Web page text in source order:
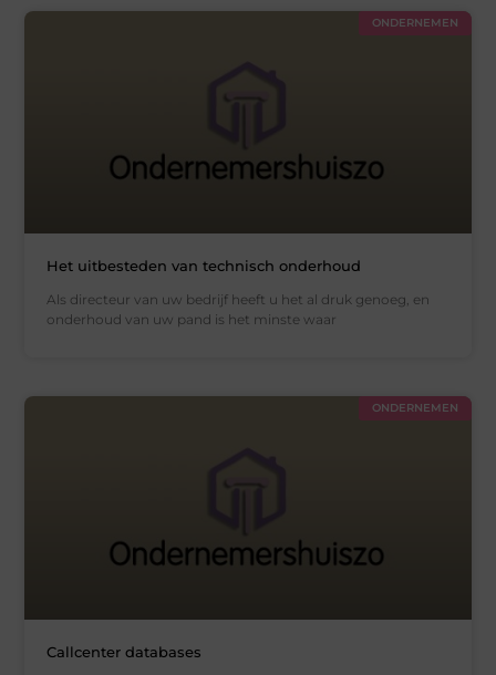
ONDERNEMEN
Het uitbesteden van technisch onderhoud
Als directeur van uw bedrijf heeft u het al druk genoeg, en
onderhoud van uw pand is het minste waar
ONDERNEMEN
Callcenter databases